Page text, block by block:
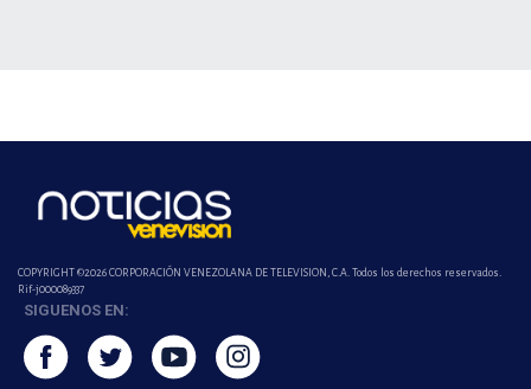
COPYRIGHT ©2026 CORPORACIÓN VENEZOLANA DE TELEVISION, C.A. Todos los derechos reservados.
Rif-j000089337
SIGUENOS EN: